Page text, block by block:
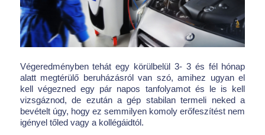
Végeredményben tehát egy körülbelül 3- 3 és fél hónap
alatt megtérülő beruházásról van szó, amihez ugyan el
kell végezned egy pár napos tanfolyamot és le is kell
vizsgáznod, de ezután a gép stabilan termeli neked a
bevételt úgy, hogy ez semmilyen komoly erőfeszítést nem
igényel tőled vagy a kollégáidtól.